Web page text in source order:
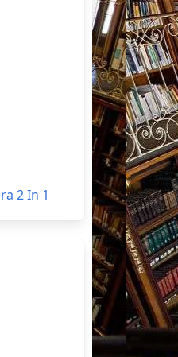
2 In 1